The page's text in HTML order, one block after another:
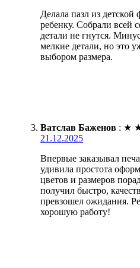
Делала пазл из
ребенку. Собрали всей
детали не гнутся.
мелкие детали, но это
выбором размера.
Ватслав Баженов : ★
21.12.2025
Впервые заказывал
удивила простота
цветов и размеров
получил быстро,
превзошел ожидания.
хорошую работу!